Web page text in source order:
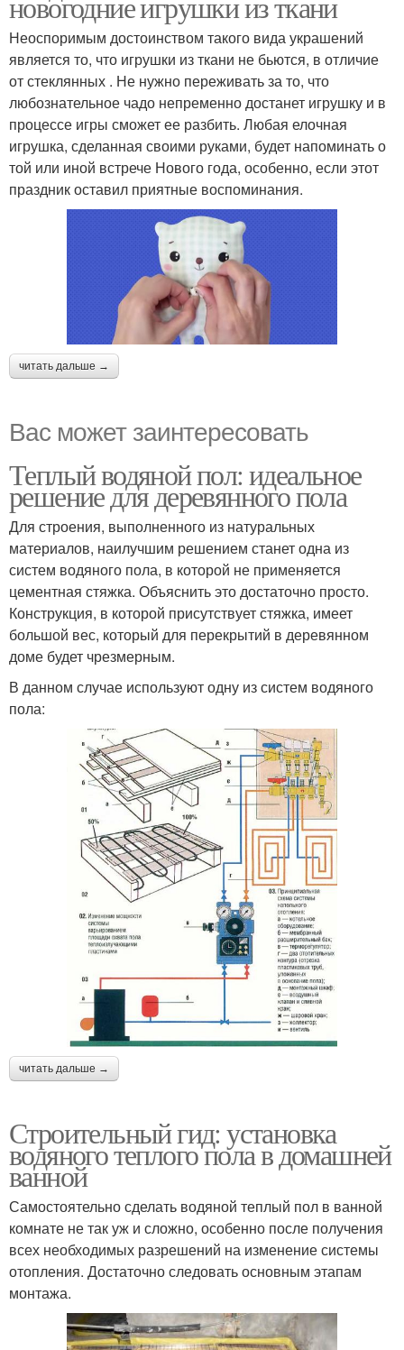
Неоспоримым достоинством такого вида украшений
является то, что игрушки из ткани не бьются, в отличие
от стеклянных . Не нужно переживать за то, что
любознательное чадо непременно достанет игрушку и в
процессе игры сможет ее разбить. Любая елочная
игрушка, сделанная своими руками, будет напоминать о
той или иной встрече Нового года, особенно, если этот
праздник оставил приятные воспоминания.
читать дальше →
Вас может заинтересовать
Теплый водяной пол: идеальное
решение для деревянного пола
Для строения, выполненного из натуральных
материалов, наилучшим решением станет одна из
систем водяного пола, в которой не применяется
цементная стяжка. Объяснить это достаточно просто.
Конструкция, в которой присутствует стяжка, имеет
большой вес, который для перекрытий в деревянном
доме будет чрезмерным.
В данном случае используют одну из систем водяного
пола:
читать дальше →
Строительный гид: установка
водяного теплого пола в домашней
ванной
Самостоятельно сделать водяной теплый пол в ванной
комнате не так уж и сложно, особенно после получения
всех необходимых разрешений на изменение системы
отопления. Достаточно следовать основным этапам
монтажа.